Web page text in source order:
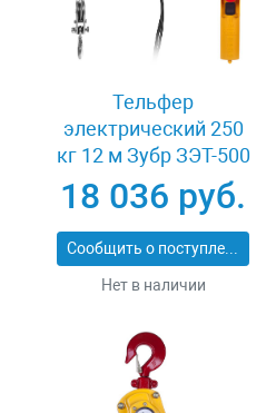
Тельфер
электрический 250
кг 12 м Зубр ЗЭТ-500
18 036 руб.
Сообщить о поступлении
Нет в наличии